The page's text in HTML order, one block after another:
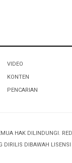
VIDEO
KONTEN
PENCARIAN
HAK DILINDUNGI.
DIRILIS DIBAWAH LISENSI